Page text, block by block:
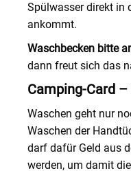
Spülwasser direkt in
ankommt.
Waschbecken bitte
dann freut sich das
Camping-Card –
Waschen geht nur
Waschen der
darf dafür Geld aus
werden, um damit